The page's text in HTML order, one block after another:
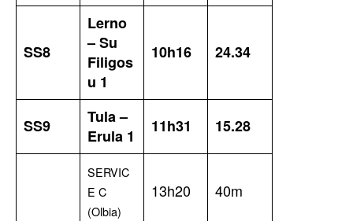
SS8
Lerno
– Su
Filigos
u 1
10h16 24.34
SS9
Tula –
Erula 1
11h31 15.28
SERVIC
E C
(Olbia)
13h20 40m